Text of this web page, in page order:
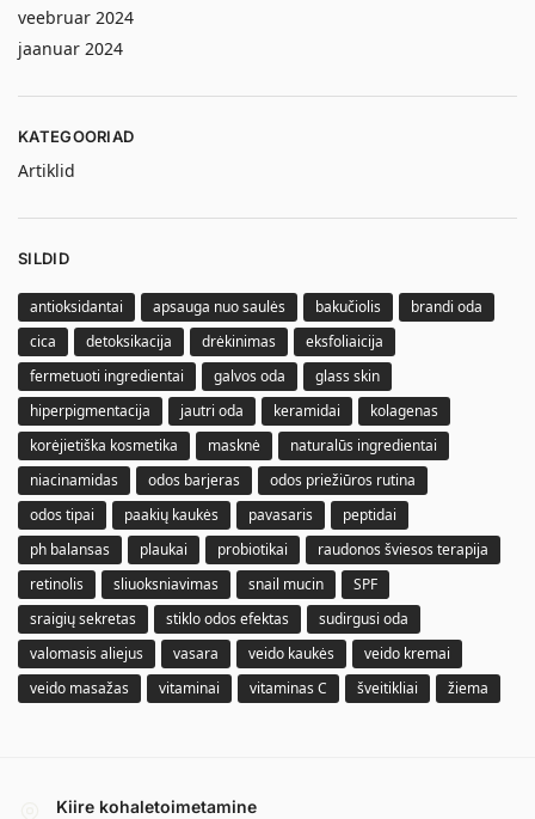
veebruar 2024
jaanuar 2024
KATEGOORIAD
Artiklid
SILDID
antioksidantai apsauga nuo saulės bakučiolis
brandi oda
cica
detoksikacija drėkinimas
eksfoliaicija
fermetuoti ingredientai
galvos oda
glass skin
hiperpigmentacija
jautri oda keramidai
kolagenas
korėjietiška kosmetika
masknė
naturalūs ingredientai
niacinamidas
odos barjeras
odos priežiūros rutina
odos tipai
paakių kaukės pavasaris
peptidai
ph balansas
plaukai probiotikai
raudonos šviesos terapija
retinolis
sliuoksniavimas snail mucin
SPF
sraigių sekretas
stiklo odos efektas
sudirgusi oda
valomasis aliejus
vasara veido kaukės
veido kremai
veido masažas
vitaminai vitaminas C šveitikliai žiema
Kiire kohaletoimetamine